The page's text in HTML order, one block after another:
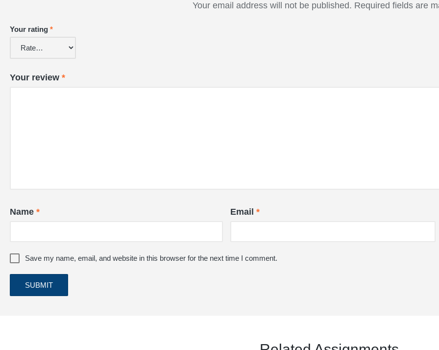
Your email address will not be published. Required fields are
Your rating *
Your review *
Name * Email *
Save my name, email, and website in this browser for the next time I comment.